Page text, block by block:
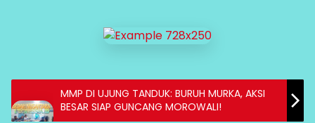
MMP DI UJUNG TANDUK: BURUH MURKA, AKSI
BESAR SIAP GUNCANG MOROWALI!